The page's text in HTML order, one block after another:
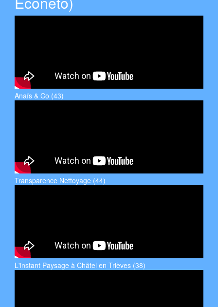
Anaïs & Co (43)
Transparence Nettoyage (44)
L'instant Paysage à Châtel en Trièves (38)